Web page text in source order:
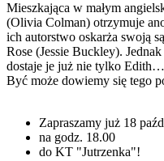
Mieszkająca w małym
(Olivia Colman) otrzymuje
ich autorstwo oskarża swoją
Rose (Jessie Buckley).
dostaje je już nie tylko
Być może dowiemy się tego
Zapraszamy już 18
na godz. 18.00
do KT "Jutrzenka"!